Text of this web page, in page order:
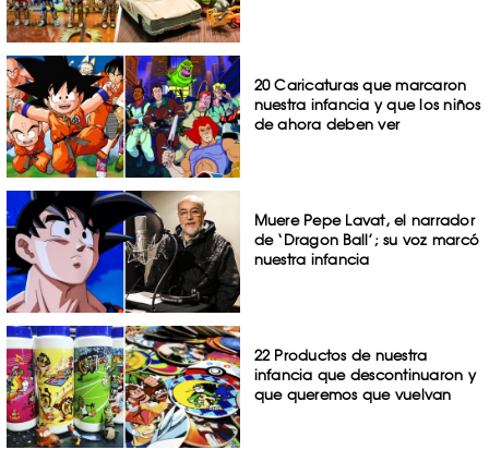
20 Caricaturas que marcaron
nuestra infancia y que los niños
de ahora deben ver
Muere Pepe Lavat, el narrador
de ‘Dragon Ball’; su voz marcó
nuestra infancia
22 Productos de nuestra
infancia que descontinuaron y
que queremos que vuelvan